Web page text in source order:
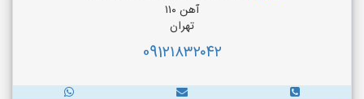
آهن ۱۱۰
تهران
091۲۱۸۳۲۰۴۲